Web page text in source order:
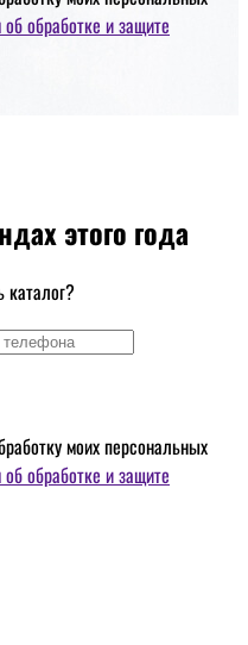
обработке и защите
этого года
каталог?
моих персональных
обработке и защите